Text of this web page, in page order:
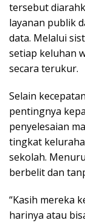
tersebut
layanan publik
data. Melalui
setiap keluhan
secara terukur.
Selain
pentingnya
penyelesaian
tingkat
sekolah.
berbelit dan
“Kasih mereka
harinya atau